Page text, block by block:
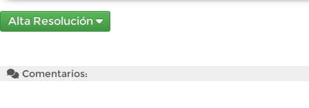
Alta Resolución
Comentarios: